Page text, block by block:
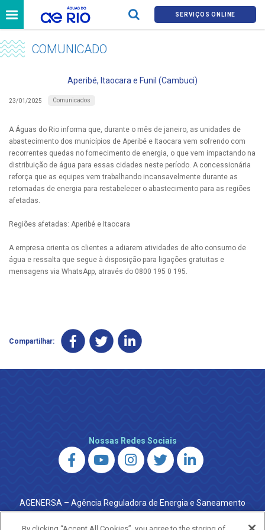
SERVIÇOS ONLINE
COMUNICADO
Aperibé, Itaocara e Funil (Cambuci)
23/01/2025 Comunicados
A Águas do Rio informa que, durante o mês de janeiro, as unidades de
abastecimento dos municípios de Aperibé e Itaocara vem sofrendo com
recorrentes quedas no fornecimento de energia, o que vem impactando na
distribuição de água para essas cidades neste período. A concessionária
reforça que as equipes vem trabalhando incansavelmente durante as
retomadas de energia para restabelecer o abastecimento para as regiões
afetadas.
Regiões afetadas: Aperibé e Itaocara
A empresa orienta os clientes a adiarem atividades de alto consumo de
água e ressalta que segue à disposição para ligações gratuitas e
mensagens via WhatsApp, através do 0800 195 0 195.
Compartilhar:
Nossas Redes Sociais
AGENERSA – Agência Reguladora de Energia e Saneamento
do Estado do Rio de Janeiro
0800 024 9040 · (21) 2332-6457 (WhatsApp) ·